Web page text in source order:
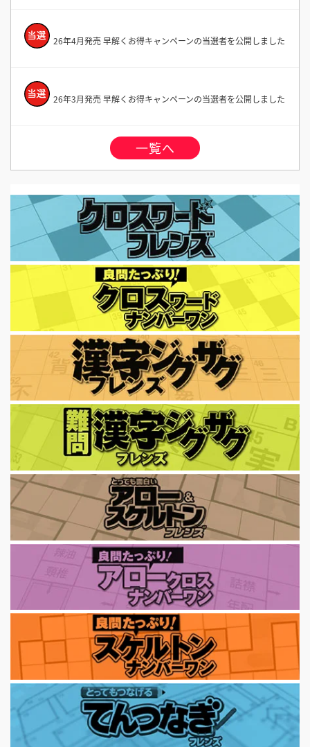
26年4月発売 早解くお得キャンペーンの当選者を公開しました
26年3月発売 早解くお得キャンペーンの当選者を公開しました
一覧へ